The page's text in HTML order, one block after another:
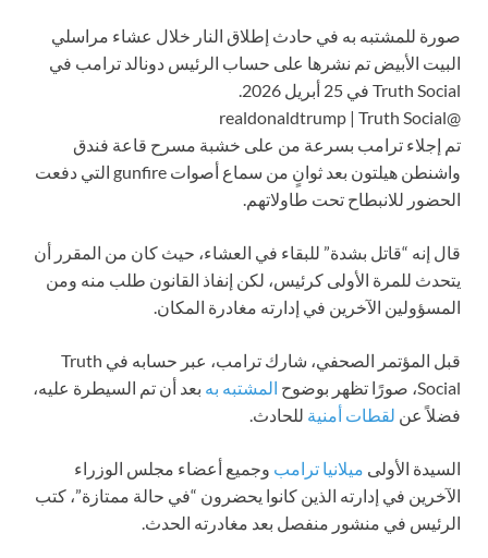
صورة للمشتبه به في حادث إطلاق النار خلال عشاء مراسلي
البيت الأبيض تم نشرها على حساب الرئيس دونالد ترامب في
Truth Social في 25 أبريل 2026.
@realdonaldtrump | Truth Social
تم إجلاء ترامب بسرعة من على خشبة مسرح قاعة فندق
واشنطن هيلتون بعد ثوانٍ من سماع أصوات gunfire التي دفعت
الحضور للانبطاح تحت طاولاتهم.
قال إنه “قاتل بشدة” للبقاء في العشاء، حيث كان من المقرر أن
يتحدث للمرة الأولى كرئيس، لكن إنفاذ القانون طلب منه ومن
المسؤولين الآخرين في إدارته مغادرة المكان.
قبل المؤتمر الصحفي، شارك ترامب، عبر حسابه في Truth
Social، صورًا تظهر بوضوح
المشتبه به بعد أن تم السيطرة عليه،
فضلاً عن لقطات أمنية للحادث.
السيدة الأولى ميلانيا ترامب وجميع أعضاء مجلس الوزراء
الآخرين في إدارته الذين كانوا يحضرون “في حالة ممتازة”، كتب
الرئيس في منشور منفصل بعد مغادرته الحدث.